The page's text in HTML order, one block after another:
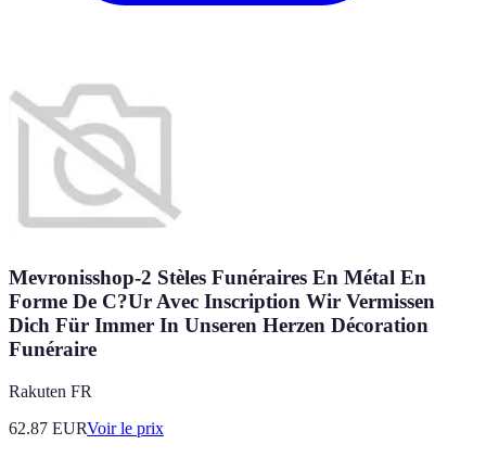
Mevronisshop-2 Stèles Funéraires En Métal En
Forme De C?Ur Avec Inscription Wir Vermissen
Dich Für Immer In Unseren Herzen Décoration
Funéraire
Rakuten FR
62.87 EURVoir le prix